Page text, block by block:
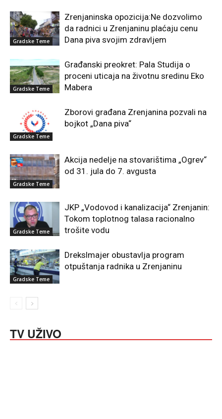
Gradske Teme
Zrenjaninska opozicija:Ne dozvolimo
da radnici u Zrenjaninu plaćaju cenu
Dana piva svojim zdravljem
Gradske Teme
Građanski preokret: Pala Studija o
proceni uticaja na životnu sredinu Eko
Mabera
Gradske Teme
Zborovi građana Zrenjanina pozvali na
bojkot „Dana piva“
Gradske Teme
Akcija nedelje na stovarištima „Ogrev“
od 31. jula do 7. avgusta
Gradske Teme
JKP „Vodovod i kanalizacija“ Zrenjanin:
Tokom toplotnog talasa racionalno
trošite vodu
Gradske Teme
Drekslmajer obustavlja program
otpuštanja radnika u Zrenjaninu
TV UŽIVO